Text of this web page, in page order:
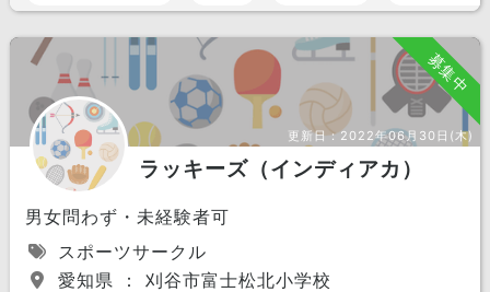
募集中
更新日：2022年06月30日(木)
ラッキーズ（インディアカ）
男女問わず・未経験者可
スポーツサークル
愛知県 ： 刈谷市富士松北小学校